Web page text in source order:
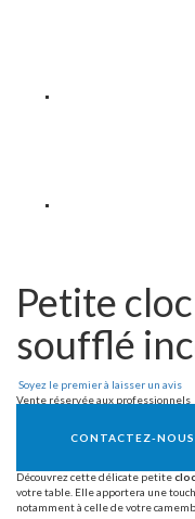
Petite
soufflé
Soyez le premier à laisser un avis
Vente réservée aux professionnels
CONTACTEZ-NOUS
Découvrez cette délicate petite
votre table. Elle apportera une
notamment à celle de votre